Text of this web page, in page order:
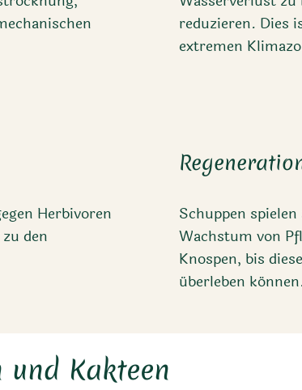
reduzieren. Dies
extremen
Herbivoren
den
Schuppen
Wachstum von
Knospen, bis
überleben
Kakteen